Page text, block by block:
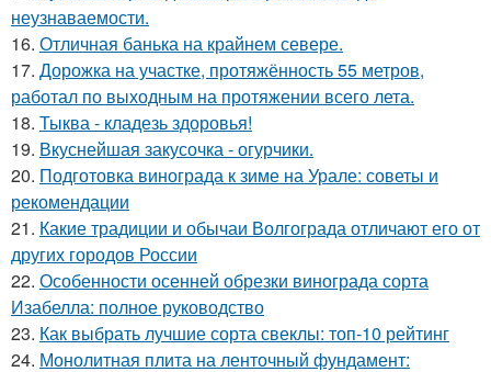
неузнаваемости.
16. Отличная банька на крайнем севере.
17. Дорожка на участке, протяжённость 55 метров,
работал по выходным на протяжении всего лета.
18. Тыква - кладезь здоровья!
19. Вкуснейшая закусочка - огурчики.
20. Подготовка винограда к зиме на Урале: советы и
рекомендации
21. Какие традиции и обычаи Волгограда отличают его от
других городов России
22. Особенности осенней обрезки винограда сорта
Изабелла: полное руководство
23. Как выбрать лучшие сорта свеклы: топ-10 рейтинг
24. Монолитная плита на ленточный фундамент: